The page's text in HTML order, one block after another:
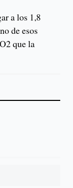
a los 1,8
de esos
que la